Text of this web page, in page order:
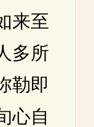
来至
多所
勒即
心自